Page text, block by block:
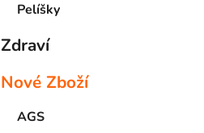
Pelíšky
Zdraví
Nové Zboží
AGS